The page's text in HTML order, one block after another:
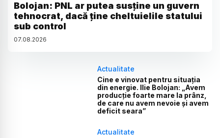
Bolojan: PNL ar putea susține un guvern
tehnocrat, dacă ține cheltuielile statului
sub control
07.08.2026
Actualitate
Cine e vinovat pentru situația
din energie. Ilie Bolojan: „Avem
producție foarte mare la prânz,
de care nu avem nevoie și avem
deficit seara”
Actualitate